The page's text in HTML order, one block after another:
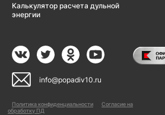
Калькулятор расчета дульной
энергии
info@popadiv10.ru
Политика конфиденциальности
Согласие на
обработку ПД